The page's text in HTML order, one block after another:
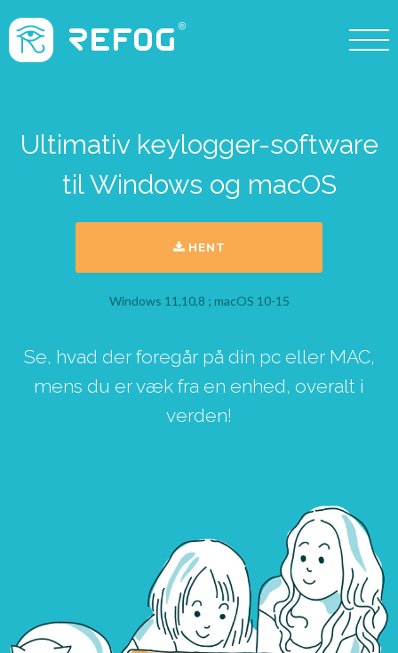
Ultimativ keylogger-software
til Windows og macOS
HENT
Windows 11,10,8 ; macOS 10-15
Se, hvad der foregår på din pc eller MAC,
mens du er væk fra en enhed, overalt i
verden!